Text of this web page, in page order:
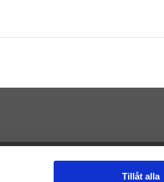
Tillåt alla